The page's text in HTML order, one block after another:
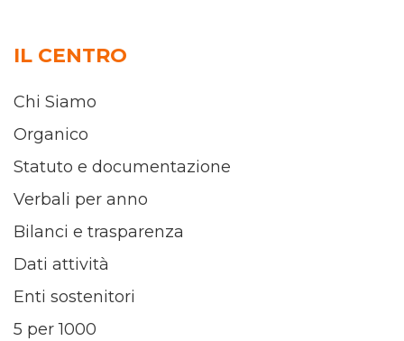
IL CENTRO
Chi Siamo
Organico
Statuto e documentazione
Verbali per anno
Bilanci e trasparenza
Dati attività
Enti sostenitori
5 per 1000